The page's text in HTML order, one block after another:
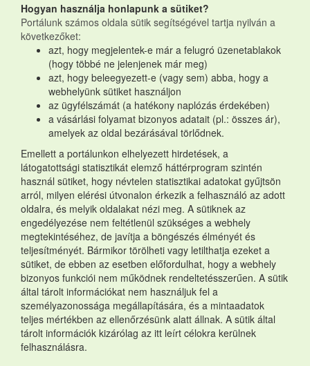
Hogyan használja honlapunk a sütiket?
Portálunk számos oldala sütik segítségével tartja nyilván a
következőket:
azt, hogy megjelentek-e már a felugró üzenetablakok
(hogy többé ne jelenjenek már meg)
azt, hogy beleegyezett-e (vagy sem) abba, hogy a
webhelyünk sütiket használjon
az ügyfélszámát (a hatékony naplózás érdekében)
a vásárlási folyamat bizonyos adatait (pl.: összes ár),
amelyek az oldal bezárásával törlődnek.
Emellett a portálunkon elhelyezett hirdetések, a
látogatottsági statisztikát elemző háttérprogram szintén
használ sütiket, hogy névtelen statisztikai adatokat gyűjtsön
arról, milyen elérési útvonalon érkezik a felhasználó az adott
oldalra, és melyik oldalakat nézi meg. A sütiknek az
engedélyezése nem feltétlenül szükséges a webhely
megtekintéséhez, de javítja a böngészés élményét és
teljesítményét. Bármikor törölheti vagy letilthatja ezeket a
sütiket, de ebben az esetben előfordulhat, hogy a webhely
bizonyos funkciói nem működnek rendeltetésszerűen. A sütik
által tárolt információkat nem használjuk fel a
személyazonossága megállapítására, és a mintaadatok
teljes mértékben az ellenőrzésünk alatt állnak. A sütik által
tárolt információk kizárólag az itt leírt célokra kerülnek
felhasználásra.